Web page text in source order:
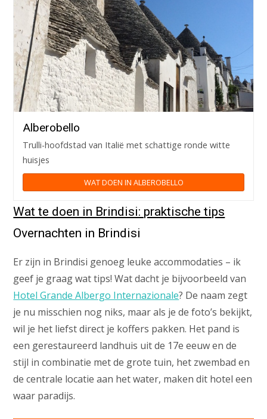
Alberobello
Trulli-hoofdstad van Italië met schattige ronde witte
huisjes
WAT DOEN IN ALBEROBELLO
Wat te doen in Brindisi: praktische tips
Overnachten in Brindisi
Er zijn in Brindisi genoeg leuke accommodaties – ik
geef je graag wat tips! Wat dacht je bijvoorbeeld van
Hotel Grande Albergo Internazionale? De naam zegt
je nu misschien nog niks, maar als je de foto’s bekijkt,
wil je het liefst direct je koffers pakken. Het pand is
een gerestaureerd landhuis uit de 17e eeuw en de
stijl in combinatie met de grote tuin, het zwembad en
de centrale locatie aan het water, maken dit hotel een
waar paradijs.